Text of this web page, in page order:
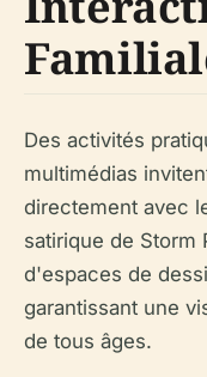
Des activités
multimédias
directement avec
satirique de Storm
d'espaces de
garantissant une
de tous âges.